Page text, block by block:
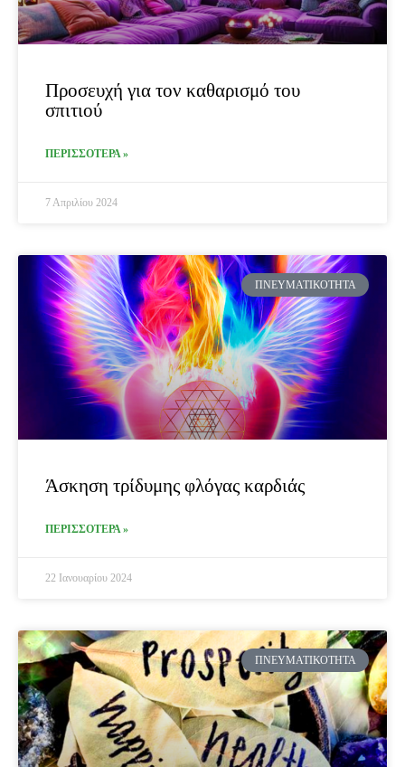
Προσευχή για τον καθαρισμό του
σπιτιού
ΠΕΡΙΣΣΟΤΕΡΑ »
7 Απριλίου 2024
ΠΝΕΥΜΑΤΙΚΌΤΗΤΑ
Άσκηση τρίδυμης φλόγας καρδιάς
ΠΕΡΙΣΣΟΤΕΡΑ »
22 Ιανουαρίου 2024
ΠΝΕΥΜΑΤΙΚΌΤΗΤΑ